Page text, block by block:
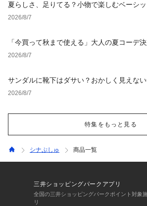
夏らしさ、足りてる？小物で楽しむベーシ
2026/8/7
「今買って秋まで使える」大人の夏コーデ
タイルとNGな着こなし
2026/8/7
サンダルに靴下はダサい？おかしく見えない
と男女別おすすめコーデ
2026/8/7
特集をもっと見る
シナぷしゅ 商品一覧
三井ショッピングパークアプリ
全国の三井ショッピングパークポイント対象
リ